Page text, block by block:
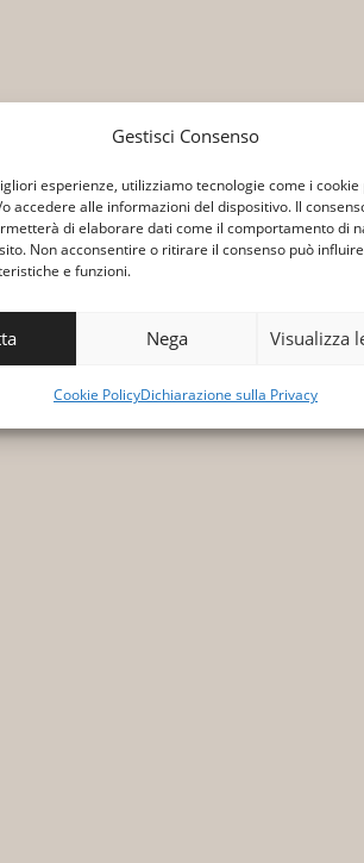
Gestisci Consenso
esperienze, utilizziamo tecnologie come i cookie
accedere alle informazioni del dispositivo. Il
di elaborare dati come il comportamento di
Non acconsentire o ritirare il consenso può
e funzioni.
Nega Visualizza
Cookie PolicyDichiarazione sulla Privacy